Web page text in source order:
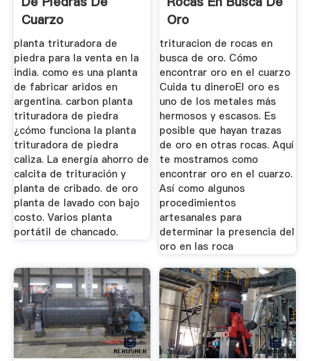
Cuarzo
planta trituradora de
piedra para la venta en la
india. como es una planta
de fabricar aridos en
argentina. carbon planta
trituradora de piedra
¿cómo funciona la planta
trituradora de piedra
caliza. La energía ahorro de
calcita de trituración y
planta de cribado. de oro
planta de lavado con bajo
costo. Varios planta
portátil de chancado.
Oro
trituracion de rocas en
busca de oro. Cómo
encontrar oro en el cuarzo
Cuida tu dineroEl oro es
uno de los metales más
hermosos y escasos. Es
posible que hayan trazas
de oro en otras rocas. Aquí
te mostramos como
encontrar oro en el cuarzo.
Así como algunos
procedimientos
artesanales para
determinar la presencia del
oro en las roca